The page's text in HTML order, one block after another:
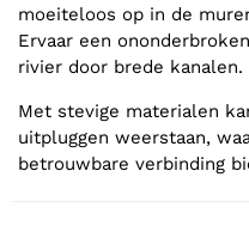
moeiteloos op in de
Ervaar een
rivier door brede kanalen.
Met stevige materialen
uitpluggen weerstaan,
betrouwbare verbinding